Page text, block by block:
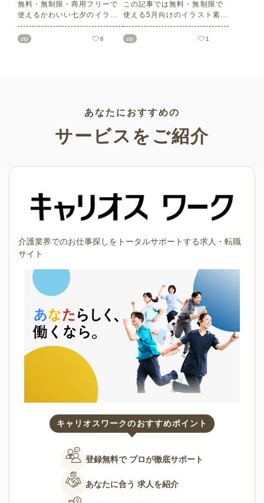
無料・無制限・商用フリーで
使えるかわいい七夕のイラス
ト素材をご紹介します。短冊
の印刷用テンプレート、飾り
zip 6
この記事では無料・無制限で
使える5月向けのイラスト素材
を多数ご紹介します。商用フ
リーの可愛くておしゃれなイ
なシーンでご活用ください！
zip 1
あなたにおすすめの
サービスをご紹介
介護業界でのお仕事探しをトータルサポートする求人・転職
サイト
キャリオスワークのおすすめポイント
登録無料で プロが徹底サポート
あなたに合う 求人を紹介